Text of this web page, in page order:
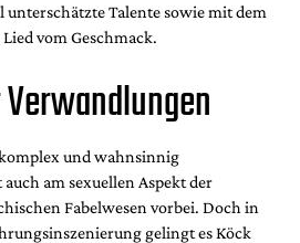
Talente sowie mit dem
vom Geschmack.
und wahnsinnig
am sexuellen Aspekt der
Fabelwesen vorbei. Doch in
gelingt es Köck